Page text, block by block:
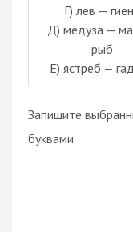
Г) лев —
Д) медуза —
рыб
Е) ястреб —
Запишите
буквами.